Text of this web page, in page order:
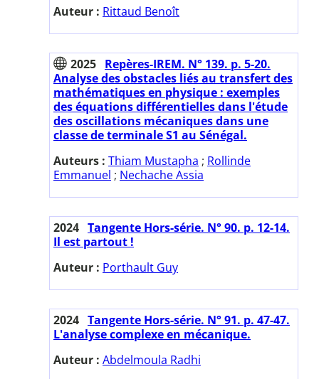
Auteur : Rittaud Benoît
2025 Repères-IREM. N° 139. p. 5-20.
Analyse des obstacles liés au transfert des
mathématiques en physique : exemples
des équations différentielles dans l'étude
des oscillations mécaniques dans une
classe de terminale S1 au Sénégal.
Auteurs : Thiam Mustapha ; Rollinde
Emmanuel ; Nechache Assia
2024 Tangente Hors-série. N° 90. p. 12-14.
Il est partout !
Auteur : Porthault Guy
2024 Tangente Hors-série. N° 91. p. 47-47.
L'analyse complexe en mécanique.
Auteur : Abdelmoula Radhi